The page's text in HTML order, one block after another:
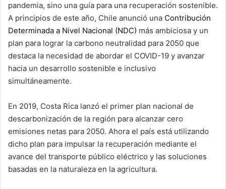
pandemia, sino una guía para una recuperación sostenible.
A principios de este año, Chile anunció una Contribución
Determinada a Nivel Nacional (NDC) más ambiciosa y un
plan para lograr la carbono neutralidad para 2050 que
destaca la necesidad de abordar el COVID-19 y avanzar
hacia un desarrollo sostenible e inclusivo
simultáneamente.
En 2019, Costa Rica lanzó el primer plan nacional de
descarbonización de la región para alcanzar cero
emisiones netas para 2050. Ahora el país está utilizando
dicho plan para impulsar la recuperación mediante el
avance del transporte público eléctrico y las soluciones
basadas en la naturaleza en la agricultura.